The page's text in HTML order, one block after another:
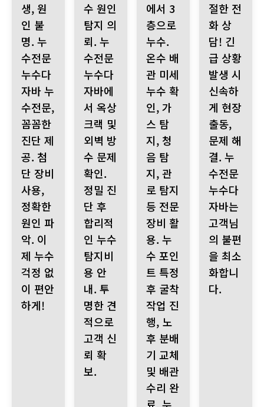
생, 원
인 불
명. 누
수전문
누수다
자바 누
수전문,
꼼꼼한
진단 제
공. 첨
단 장비
사용,
정확한
원인 파
악. 이
제 누수
걱정 없
이 편안
하게!
수 원인
탐지 의
뢰. 누
수전문
누수다
자바에
서 옥상
크랙 및
외벽 방
수 문제
확인.
정밀 진
단 후
합리적
인 누수
탐지비
용 안
내. 투
명한 견
적으로
고객 신
뢰 확
보.
에서 3
층으로
누수.
온수 배
관 미세
누수 확
인, 가
스 탐
지, 청
음 탐
지, 관
로 탐지
등 전문
장비 활
용. 누
수 포인
트 특정
후 굴착
작업 진
행, 노
후 분배
기 교체
및 배관
수리 완
절한 전
화 상
담! 긴
급 상황
발생 시
신속하
게 현장
출동,
문제 해
결. 누
수전문
누수다
자바는
고객님
의 불편
을 최소
화합니
다.